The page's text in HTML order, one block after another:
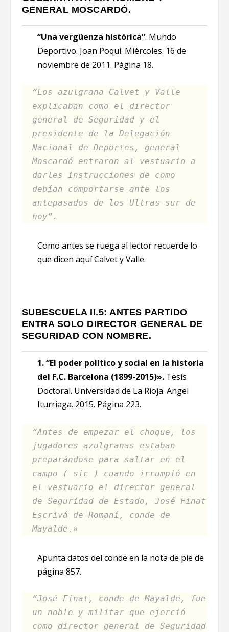
GENERAL MOSCARDÓ.
“Una vergüenza histórica”. Mundo
Deportivo. Joan Poqui. Miércoles. 16 de
noviembre de 2011. Página 18.
“Los azulgrana Calvet y Valle
explicaban como el director
general de Seguridad y el
presidente de la Delegación
Nacional de Deportes, general
Moscardó entraron al vestuario a
darles instrucciones de como
debían comportarse ante los
antepasados de los Ultras-sur de
hoy”.
Como antes se ruega al lector recuerde lo
que dicen aquí Calvet y Valle.
SUBESCUELA II.5: ANTES PARTIDO
ENTRA SOLO DIRECTOR GENERAL DE
SEGURIDAD CON NOMBRE.
1. “El poder político y social en la historia
del F.C. Barcelona (1899-2015)».Tesis
Doctoral. Universidad de La Rioja. Angel
Iturriaga. 2015. Página 223.
“Antes de empezar el choque, los
jugadores azulgranas estaban
preparándose para saltar en el
campo ( sic ) cuando irrumpió en
el vestuario el director general
de Seguridad de Estado, José Finat
Escrivá de Romaní, conde de
Mayalde.»
Apunta datos del conde en la nota de pie de
página 857.
“José Finat, conde de Mayalde, fue
un noble y militar que ejerció
como director general de Seguridad